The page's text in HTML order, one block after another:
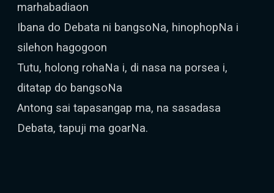
marhabadiaon
Ibana do Debata ni bangsoNa, hinophopNa i
silehon hagogoon
Tutu, holong rohaNa i, di nasa na porsea i,
ditatap do bangsoNa
Antong sai tapasangap ma, na sasadasa
Debata, tapuji ma goarNa.